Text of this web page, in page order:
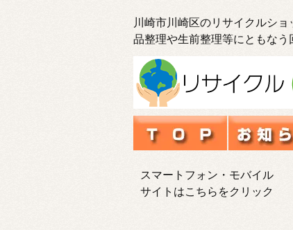
川崎市川崎区のリサイクルシ
品整理や生前整理等にともな
スマートフォン・モバイル
サイトはこちらをクリック